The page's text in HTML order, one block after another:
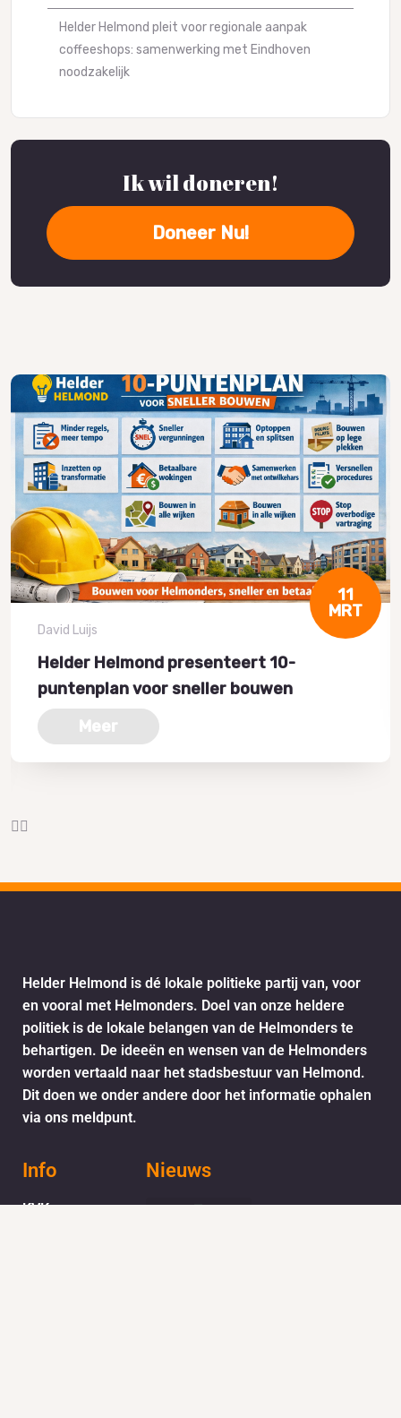
Helder Helmond pleit voor regionale aanpak
coffeeshops: samenwerking met Eindhoven
noodzakelijk
Ik wil doneren!
Doneer Nu!
11
MRT
David Luijs
Helder Helmond presenteert 10-
puntenplan voor sneller bouwen
Meer
Helder Helmond is dé lokale politieke partij van, voor
en vooral met Helmonders. Doel van onze heldere
politiek is de lokale belangen van de Helmonders te
behartigen. De ideeën en wensen van de Helmonders
worden vertaald naar het stadsbestuur van Helmond.
Dit doen we onder andere door het informatie ophalen
via ons meldpunt.
Info
KVK:
Nieuws